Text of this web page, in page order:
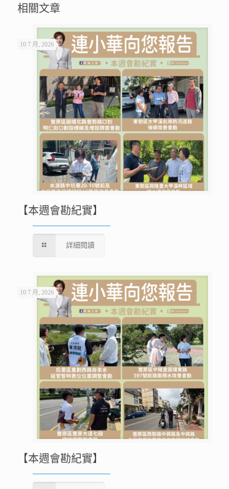
相關文章
10 7 月, 2026
【本週會勘紀實】
詳細閱讀
10 7 月, 2026
【本週會勘紀實】